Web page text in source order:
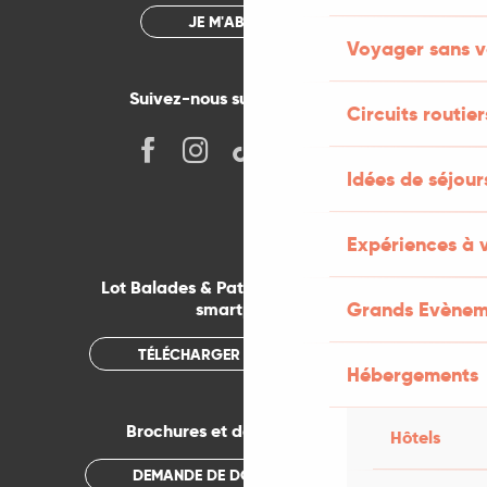
Voyager sans
Circuits
Idées de
Expériences à
Grands
Hébergements
Hôtels
JE M'ABONNE
Suivez-nous sur les réseaux !
Lot Balades & Patrimoines sur votre
smartphone
TÉLÉCHARGER L'APPLICATION
Brochures et documentations
DEMANDE DE DOCUMENTATION